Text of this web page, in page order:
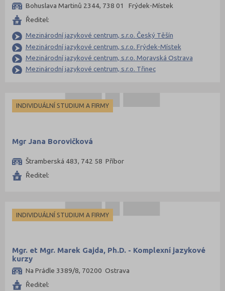
Bohuslava Martinů 2344, 738 01 Frýdek-Místek
Ředitel:
Mezinárodní jazykové centrum, s.r.o. Český Těšín
Mezinárodní jazykové centrum, s.r.o. Frýdek-Místek
Mezinárodní jazykové centrum, s.r.o. Moravská Ostrava
Mezinárodní jazykové centrum, s.r.o. Třinec
INDIVIDUÁLNÍ STUDIUM A FIRMY
Mgr Jana Borovičková
Štramberská 483, 742 58 Příbor
Ředitel:
INDIVIDUÁLNÍ STUDIUM A FIRMY
Mgr. et Mgr. Marek Gajda, Ph.D. - Komplexní jazykové
kurzy
Na Prádle 3389/8, 70200 Ostrava
Ředitel: